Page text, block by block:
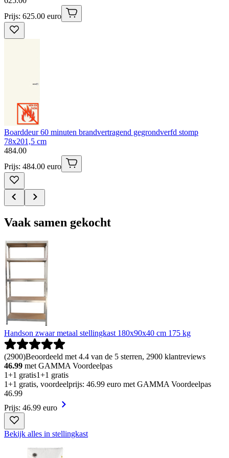
Prijs: 625.00 euro
Boarddeur 60 minuten brandvertragend gegrondverfd stomp
78x201,5 cm
484.00
Prijs: 484.00 euro
Vaak samen gekocht
Handson zwaar metaal stellingkast 180x90x40 cm 175 kg
(2900)Beoordeeld met 4.4 van de 5 sterren, 2900 klantreviews
46.99 met GAMMA Voordeelpas
1+1 gratis1+1 gratis
1+1 gratis, voordeelprijs: 46.99 euro met GAMMA Voordeelpas
46.99
Prijs: 46.99 euro
Bekijk alles in stellingkast